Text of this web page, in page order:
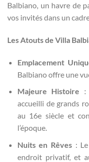
Balbiano, un havre de
vos invités dans un
Les Atouts de Villa
Emplacement
Balbiano offre une
Majeure Histoire :
accueilli de grands
au 16e siècle et
l’époque.
Nuits en Rêves :
endroit privatif, et